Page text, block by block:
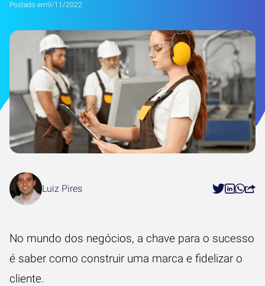
Postado em9/11/2022
Luiz Pires
No mundo dos negócios, a chave para o sucesso
é saber como construir uma marca e fidelizar o
cliente.